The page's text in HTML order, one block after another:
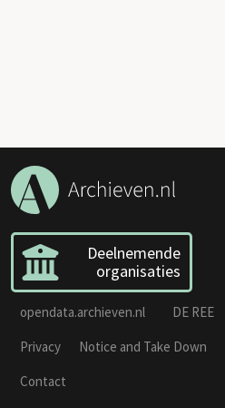
Deelnemende
organisaties
opendata.archieven.nl DE REE
Privacy
Notice and Take Down
Contact